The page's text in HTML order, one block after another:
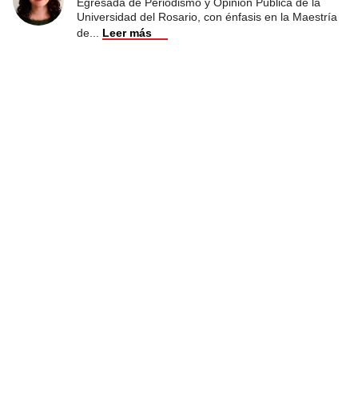
Universidad del Rosario, con énfasis en la Maestría
de
Leer más